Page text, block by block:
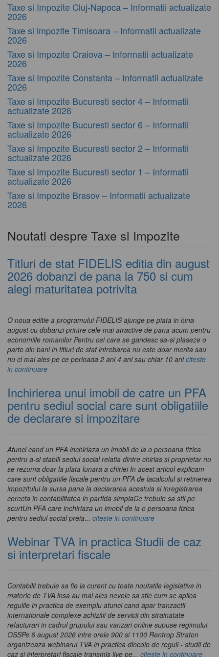
Taxe si Impozite Cluj-Napoca – Informatii actualizate
2026
Taxe si impozite Timisoara – Informatii actualizate
2026
Taxe si Impozite Craiova – Informatii actualizate
2026
Taxe si Impozite Constanta – Informatii actualizate
2026
Taxe si Impozite Bucuresti sector 4 – Informatii
actualizate 2026
Taxe si Impozite Bucuresti sector 6 – Informatii
actualizate 2026
Taxe si Impozite Bucuresti sector 2 – Informatii
actualizate 2026
Taxe si Impozite Bucuresti sector 1 – Informatii
actualizate 2026
Taxe si Impozite Brasov – Informatii actualizate
2026
Noutati despre Taxe si Impozite
Titluri de stat FIDELIS editia din august
2026 dobanzi de pana la 750 si cum
alegi maturitatea potrivita
O noua editie a programului FIDELIS ajunge pe piata in luna
august cu dobanzi printre cele mai atractive de pana acum pentru
economiile romanilor Pentru cei care se gandesc sa-si plaseze o
parte din bani in titluri de stat intrebarea nu este doar merita sau
nu ci mai ales pe ce perioada 2 ani 4 ani sau chiar 10 aniciteste
in continuare
Inchirierea unui imobil de catre un PFA
pentru sediul social care sunt obligatiile
de declarare si impozitare
Atunci cand un PFA inchiriaza un imobil de la o persoana fizica
pentru a-si stabili sediul social relatia dintre chirias si proprietar nu
se rezuma doar la plata lunara a chiriei In acest articol explicam
care sunt obligatiile fiscale pentru un PFA de lacalculul si retinerea
impozitului la sursa pana la declararea acestuia si inregistrarea
corecta in contabilitatea in partida simplaCe trebuie sa stii pe
scurtUn PFA care inchiriaza un imobil de la o persoana fizica
pentru sediul social preia... citeste in continuare
Webinar TVA in practica Studii de caz
si interpretari fiscale
Contabilii trebuie sa fie la curent cu toate noutatile legislative in
materie de TVA insa au mai ales nevoie sa stie cum se aplica
regulile in practica de exemplu atunci cand apar tranzactii
internationale complexe achizitii de servicii din strainatate
refacturari in cadrul grupului sau vanzari online supuse regimului
OSSPe 6 august 2026 intre orele 900 si 1100 Rentrop Straton
organizeaza webinarul TVA in practica dincolo de reguli - studii de
caz si interpretari fiscale transmis live pe... citeste in continuare